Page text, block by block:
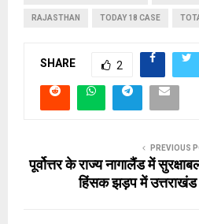
RAJASTHAN TODAY 18 CASE
SHARE 2
PREVIOUS
पूर्वोत्तर के राज्य नागालैंड में
हिंसक झड़प में